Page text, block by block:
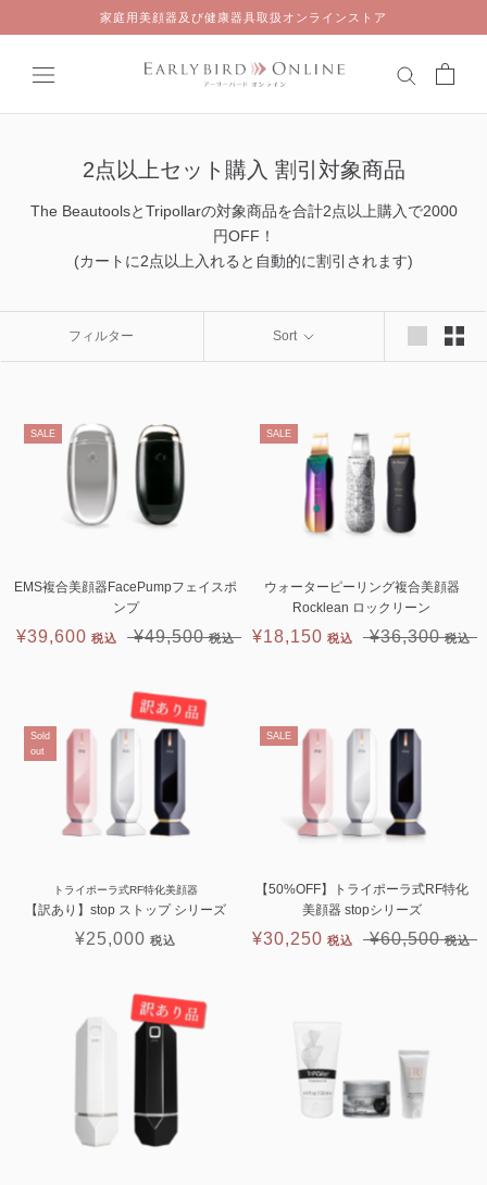
to
家庭用美顔器及び健康器具取扱オンラインストア
2点以上セット購入 割引対象商品
The BeautoolsとTripollarの対象商品を合計2点以上購入で2000
円OFF！
(カートに2点以上入れると自動的に割引されます)
フィルター Sort
SALE
EMS複合美顔器FacePumpフェイスポ
ンプ
¥39,600 ¥49,500
SALE
ウォーターピーリング複合美顔器
Rocklean ロックリーン
¥18,150 ¥36,300
Sold
out
トライポーラ式RF特化美顔器
【訳あり】stop ストップ シリーズ
¥25,000
SALE
【50%OFF】トライポーラ式RF特化
美顔器 stopシリーズ
¥30,250 ¥60,500